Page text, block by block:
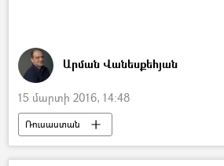
Արման Վանեսքեհյան
15 մարտի 2016, 14:48
Ռուսաստան